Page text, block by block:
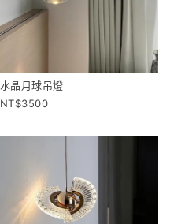
水晶月球吊燈
3500